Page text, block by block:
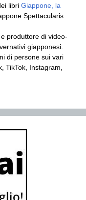
libri Giappone, la
Spettacularis
produttore di video-
giapponesi.
di persone sui vari
TikTok, Instagram,